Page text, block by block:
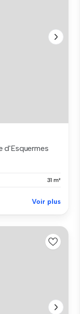
d'Esquermes
31 m²
Voir plus